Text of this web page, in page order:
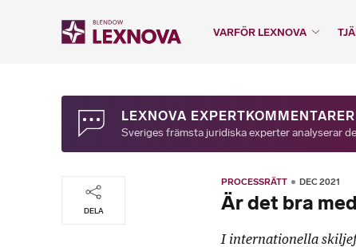
VARFÖR LEXNOVA
LEXNOVA EXPERTKOMMENTARER
Sveriges främsta juridiska experter analyserar
DELA
PROCESSRÄTT DEC 2021
Är det bra
I internationella